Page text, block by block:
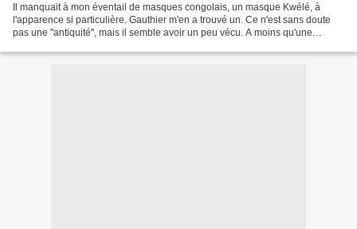
Il manquait à mon éventail de masques congolais, un masque Kwélé, à
l'apparence si particulière. Gauthier m'en a trouvé un. Ce n'est sans doute
pas une "antiquité", mais il semble avoir un peu vécu. A moins qu'une